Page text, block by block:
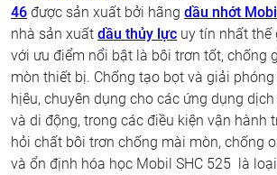
46 được sản xuất bởi hãng dầu nhớt
nhà sản xuất dầu thủy lực uy tín nhất thế
với ưu điểm nổi bật là bôi trơn tốt, chống
mòn thiết bị. Chống tạo bọt và giải
hịêu, chuyên dụng cho các ứng dụng
và di động, trong các điều kiện vận hành
hỏi chất bôi trơn chống mài mòn, chống
và ổn định hóa học Mobil SHC 525 là loại